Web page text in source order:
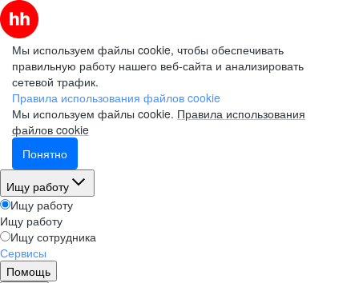
Мы используем файлы cookie, чтобы обеспечивать
правильную работу нашего веб-сайта и анализировать
сетевой трафик.
Правила использования файлов cookie
Мы используем файлы cookie. Правила использования
файлов cookie
Понятно
Ищу работу
Ищу работу
Ищу работу
Ищу сотрудника
Сервисы
Помощь